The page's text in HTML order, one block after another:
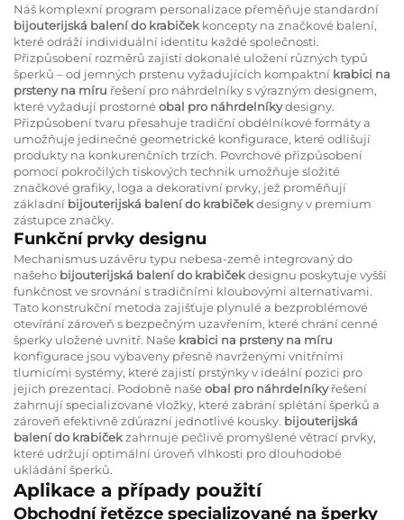
Náš komplexní program personalizace přeměňuje standardní
bijouterijská balení do krabiček koncepty na značkové balení,
které odráží individuální identitu každé společnosti.
Přizpůsobení rozměrů zajistí dokonalé uložení různých typů
šperků – od jemných prstenu vyžadujících kompaktní krabici na
prsteny na míru řešení pro náhrdelníky s výrazným designem,
které vyžadují prostornéobal pro náhrdelníkydesigny.
Přizpůsobení tvaru přesahuje tradiční obdélníkové formáty a
umožňuje jedinečné geometrické konfigurace, které odlišují
produkty na konkurenčních trzích. Povrchové přizpůsobení
pomocí pokročilých tiskových technik umožňuje složité
značkové grafiky, loga a dekorativní prvky, jež proměňují
základní bijouterijská balení do krabičekdesigny v premium
zástupce značky.
Funkční prvky designu
Mechanismus uzávěru typu nebesa-země integrovaný do
našeho bijouterijská balení do krabičekdesignu poskytuje vyšší
funkčnost ve srovnání s tradičními kloubovými alternativami.
Tato konstrukční metoda zajišťuje plynulé a bezproblémové
otevírání zároveň s bezpečným uzavřením, které chrání cenné
šperky uložené uvnitř. Naše krabici na prsteny na míru
konfigurace jsou vybaveny přesně navrženými vnitřními
tlumicími systémy, které zajistí prstýnky v ideální pozici pro
jejich prezentaci. Podobně našeobal pro náhrdelníkyřešení
zahrnují specializované vložky, které zabrání splétání šperků a
zároveň efektivně zdůrazní jednotlivé kousky. bijouterijská
balení do krabičekzahrnuje pečlivě promyšlené větrací prvky,
které udržují optimální úroveň vlhkosti pro dlouhodobé
ukládání šperků.
Aplikace a případy použití
Obchodní řetězce specializované na šperky